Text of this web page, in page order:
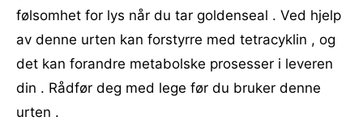
følsomhet for lys når du tar goldenseal . Ved hjelp
av denne urten kan forstyrre med tetracyklin , og
det kan forandre metabolske prosesser i leveren
din . Rådfør deg med lege før du bruker denne
urten .